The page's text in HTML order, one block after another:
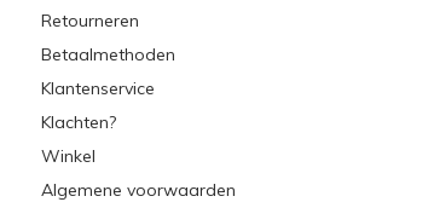
Retourneren
Betaalmethoden
Klantenservice
Klachten?
Winkel
Algemene voorwaarden